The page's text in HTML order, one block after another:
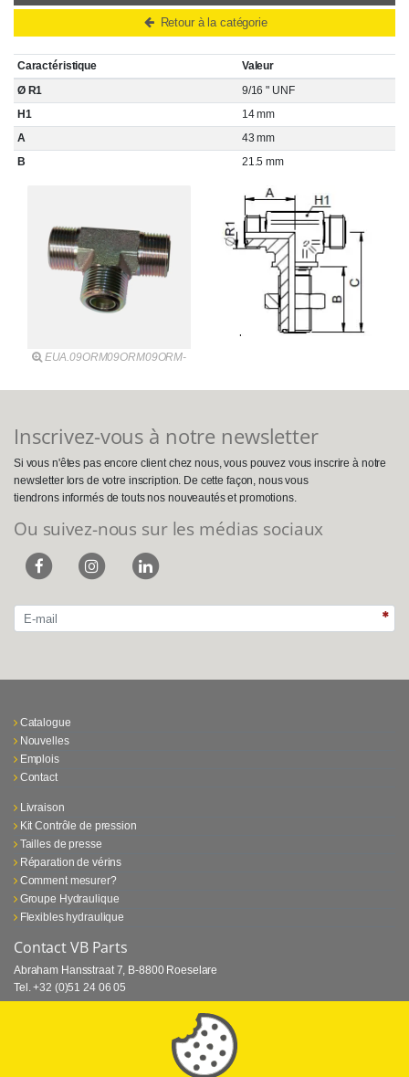
Caractéristique
Valeur
Ø R1
9/16 " UNF
H1
14 mm
A
43 mm
B
21.5 mm
EUA.09ORM09ORM09ORM-
Retour à la catégorie
Inscrivez-vous à notre newsletter
Si vous n'êtes pas encore client chez nous, vous pouvez vous inscrire à notre
newsletter lors de votre inscription. De cette façon, nous vous
tiendrons informés de touts nos nouveautés et promotions.
Ou suivez-nous sur les médias sociaux
Catalogue
Nouvelles
Emplois
Contact
Livraison
Kit Contrôle de pression
Tailles de presse
Réparation de vérins
Comment mesurer?
Groupe Hydraulique
Flexibles hydraulique
Contact VB Parts
Abraham Hansstraat 7, B-8800 Roeselare
Tel. +32 (0)51 24 06 05
⏳ Dernier mois de promotion Webtec!